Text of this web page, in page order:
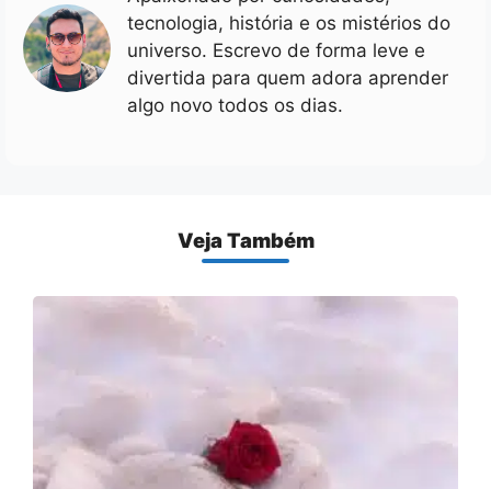
tecnologia, história e os mistérios do
universo. Escrevo de forma leve e
divertida para quem adora aprender
algo novo todos os dias.
Veja Também